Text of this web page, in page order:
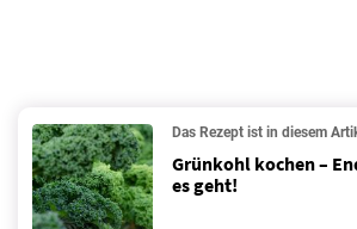
Das Rezept ist in diesem
Grünkohl kochen –
es geht!